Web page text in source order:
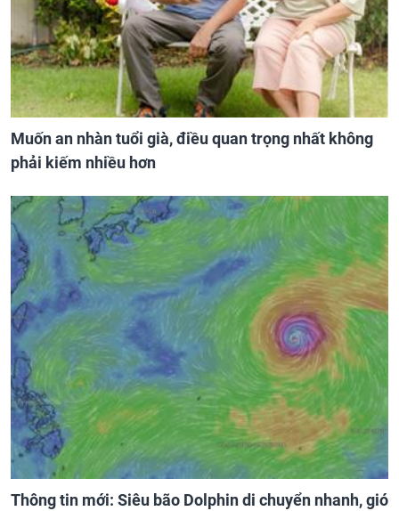
Muốn an nhàn tuổi già, điều quan trọng nhất không
phải kiếm nhiều hơn
Thông tin mới: Siêu bão Dolphin di chuyển nhanh, gió